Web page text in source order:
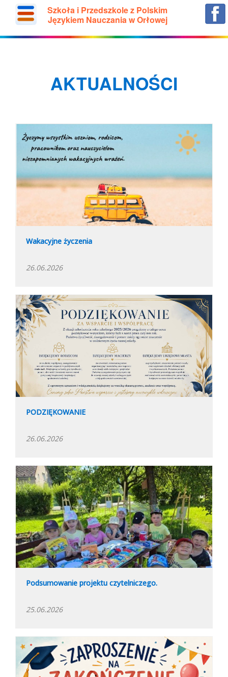
Szkoła i Przedszkole z Polskim
Językiem Nauczania w Orłowej
AKTUALNOŚCI
Wakacyjne życzenia
26.06.2026
PODZIĘKOWANIE
26.06.2026
Podsumowanie projektu czytelniczego.
25.06.2026